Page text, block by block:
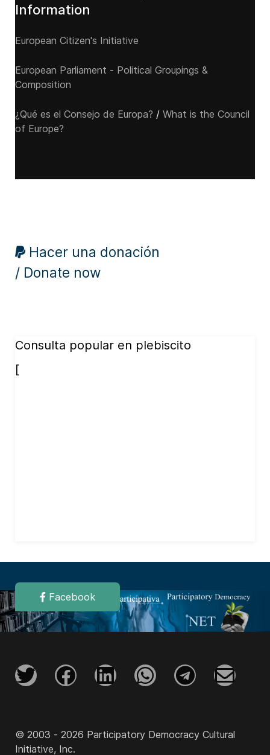
Information
European Citizen's Initiative
European Parliament - Political Groupings &
Composition
¿Qué es el Consejo de Europa? / What is the Council
of Europe?
Hacer una donación
/ Donate now
Consulta popular en plebiscito
[
Facebook
© 2003 - 2026 Participatory Democracy Cultural
Initiative, Inc.